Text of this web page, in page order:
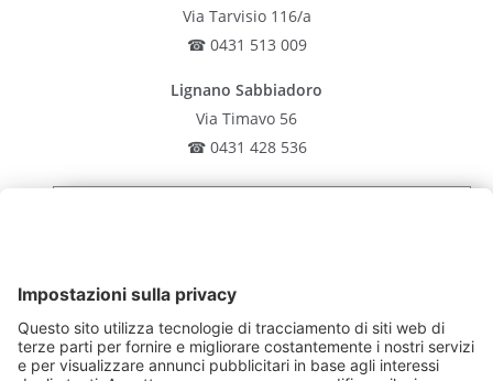
Via Tarvisio 116/a
☎ 0431 513 009
Lignano Sabbiadoro
Via Timavo 56
☎ 0431 428 536
Latisana
San Giorgio di Nogaro
Via N. Sauro 15
☎ 0431 513 009
Iscriviti oggi stesso gratuitamente e sii il primo a
scoprire tutte le novità.